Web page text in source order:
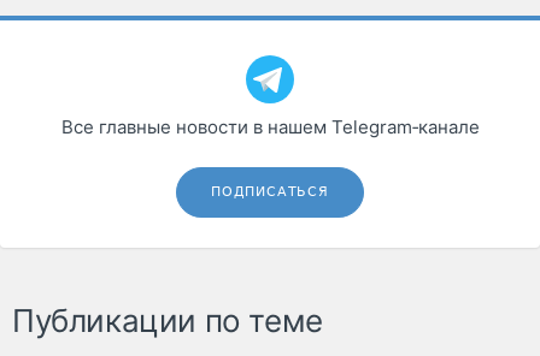
Все главные новости в нашем Telegram‑канале
ПОДПИСАТЬСЯ
Публикации по теме